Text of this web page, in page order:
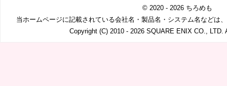
© 2020 - 2026 ちろめも
当ホームページに記載されている会社名・製品名・システム名などは
Copyright (C) 2010 - 2026 SQUARE ENIX CO., LTD.